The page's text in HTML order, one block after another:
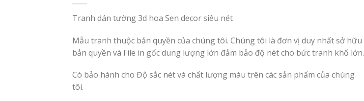
Tranh dán tường 3d hoa Sen decor siêu nét
Mẫu tranh thuộc bản quyền của chúng tôi. Chúng tôi là đơn vị duy nhất sở hữu
bản quyền và File in gốc dung lượng lớn đảm bảo độ nét cho bức tranh khổ lớn.
Có bảo hành cho Độ sắc nét và chất lượng màu trên các sản phẩm của chúng
tôi.